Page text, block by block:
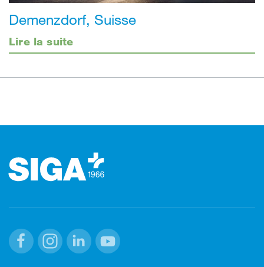
Demenzdorf, Suisse
Lire la suite